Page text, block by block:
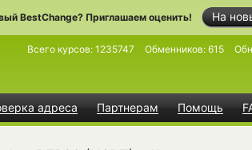
На
BestChange? Приглашаем оценить!
адреса Партнерам Помощь
Всего курсов: 1235747 Обменников: 615